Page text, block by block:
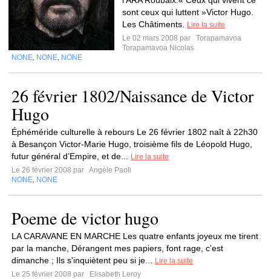
sont ceux qui luttent »Victor Hugo.
Les Châtiments.
Lire la suite
Le 02 mars 2008 par
Torapamavoa
Torapamavoa Nicolas
NONE NONE NONE
26 février 1802/Naissance de Victor
Hugo
Éphéméride culturelle à rebours Le 26 février 1802 naît à 22h30
à Besançon Victor-Marie Hugo, troisième fils de Léopold Hugo,
futur général d’Empire, et de...
Lire la suite
Le 26 février 2008 par Angèle Paoli
NONE NONE
Poeme de victor hugo
LA CARAVANE EN MARCHE Les quatre enfants joyeux me tirent
par la manche, Dérangent mes papiers, font rage, c'est
dimanche ; Ils s'inquiètent peu si je...
Lire la suite
Le 25 février 2008 par
Elisabeth Leroy